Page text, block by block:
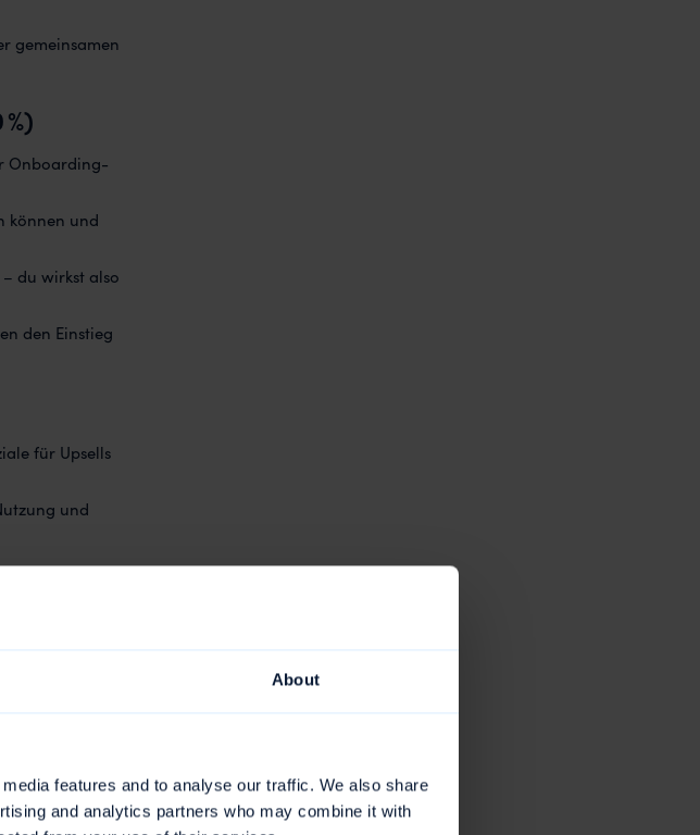
About
features and to analyse our traffic. We also share
and analytics partners who may combine it with
gemeinsamen
Onboarding-
können und
du wirkst also
den Einstieg
für Upsells
und
SaaS-